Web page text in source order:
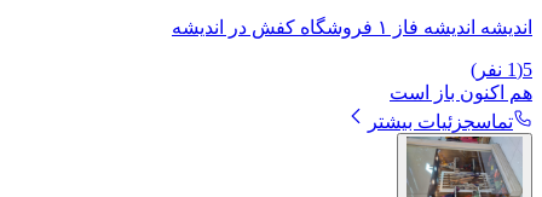
اندیشه اندیشه فاز ۱ فروشگاه کفش در اندیشه
5
(
1 نفر)
هم اکنون باز است
تماسجزئیات بیشتر